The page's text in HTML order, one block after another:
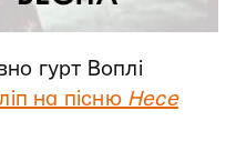
гурт Воплі
на пісню Несе